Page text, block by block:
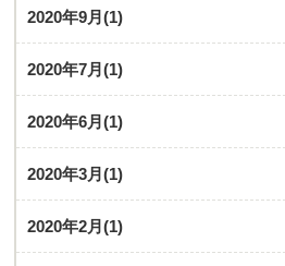
2020年9月(1)
2020年7月(1)
2020年6月(1)
2020年3月(1)
2020年2月(1)